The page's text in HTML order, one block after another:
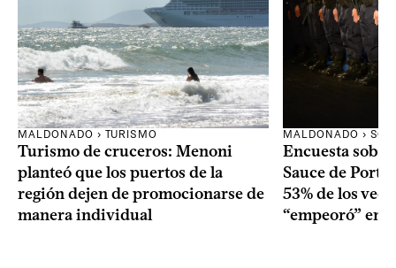
MALDONADO › TURISMO
Turismo de cruceros: Menoni
planteó que los puertos de la
región dejen de promocionarse de
manera individual
MALDONADO ›
Encuesta
Sauce de
53% de los
“empeoró” en